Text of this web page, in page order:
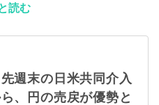
読む
週末の日米共同介入
、円の売戻が優勢と